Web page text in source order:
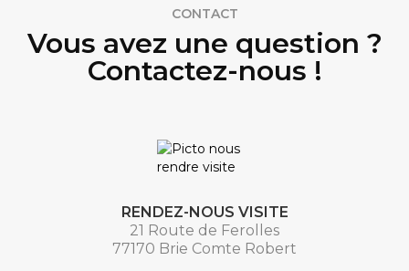
CONTACT
Vous avez une question ?
Contactez-nous !
RENDEZ-NOUS VISITE
21 Route de Ferolles
77170 Brie Comte Robert